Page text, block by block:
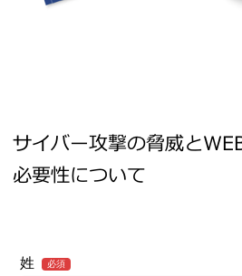
サイバー攻撃の脅威と
必要性について